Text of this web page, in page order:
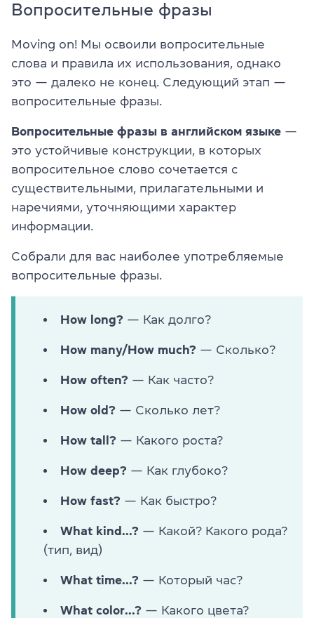
Вопросительные фразы
Moving on! Мы освоили вопросительные
слова и правила их использования, однако
это — далеко не конец. Следующий этап —
вопросительные фразы.
Вопросительные фразы в английском языке —
это устойчивые конструкции, в которых
вопросительное слово сочетается с
существительными, прилагательными и
наречиями, уточняющими характер
информации.
Собрали для вас наиболее употребляемые
вопросительные фразы.
How long? — Как долго?
How many/How much? — Сколько?
How often? — Как часто?
How old? — Сколько лет?
How tall? — Какого роста?
How deep? — Как глубоко?
How fast? — Как быстро?
What kind...? — Какой? Какого рода?
(тип, вид)
What time...? — Который час?
What color...? — Какого цвета?